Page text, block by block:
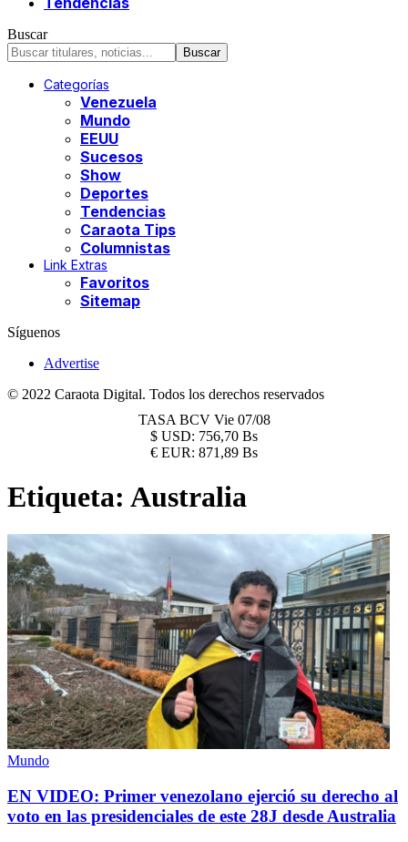
Buscar
Categorías
Venezuela
Mundo
EEUU
Sucesos
Show
Deportes
Tendencias
Caraota Tips
Columnistas
Link Extras
Favoritos
Sitemap
Síguenos
Advertise
© 2022 Caraota Digital. Todos los derechos reservados
TASA BCV Vie 07/08
$ USD: 756,70 Bs
€ EUR: 871,89 Bs
Etiqueta: Australia
Mundo
EN VIDEO: Primer venezolano ejerció su derecho al
voto en las presidenciales de este 28J desde Australia